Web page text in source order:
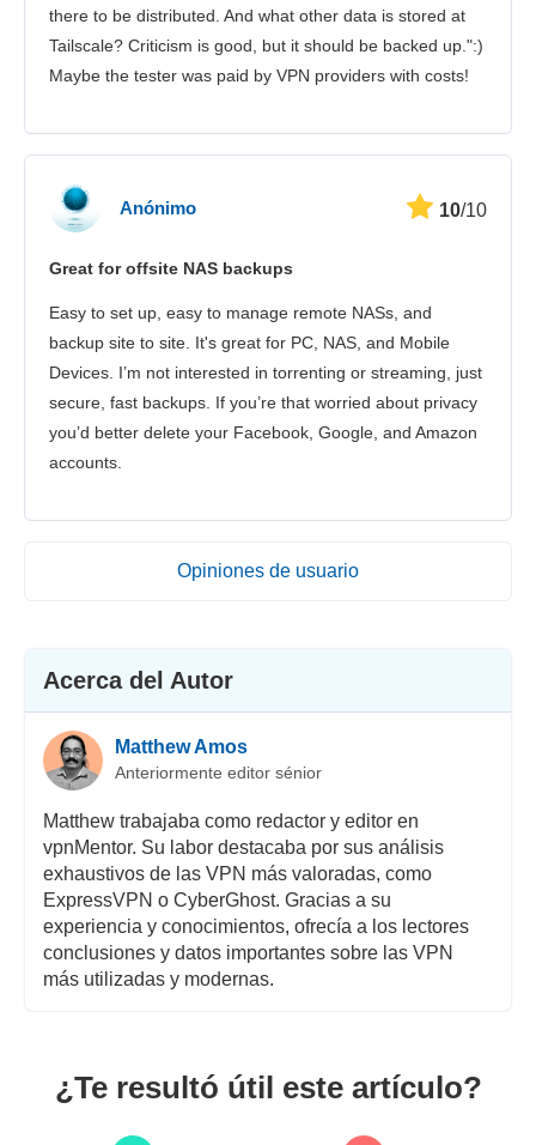
there to be distributed. And what other data is stored at
Tailscale? Criticism is good, but it should be backed up.":)
Maybe the tester was paid by VPN providers with costs!
Anónimo 10/10
Great for offsite NAS backups
Easy to set up, easy to manage remote NASs, and
backup site to site. It's great for PC, NAS, and Mobile
Devices. I’m not interested in torrenting or streaming, just
secure, fast backups. If you’re that worried about privacy
you’d better delete your Facebook, Google, and Amazon
accounts.
Opiniones de usuario
Acerca del Autor
Matthew Amos
Anteriormente editor sénior
Matthew trabajaba como redactor y editor en
vpnMentor. Su labor destacaba por sus análisis
exhaustivos de las VPN más valoradas, como
ExpressVPN o CyberGhost. Gracias a su
experiencia y conocimientos, ofrecía a los lectores
conclusiones y datos importantes sobre las VPN
más utilizadas y modernas.
¿Te resultó útil este artículo?